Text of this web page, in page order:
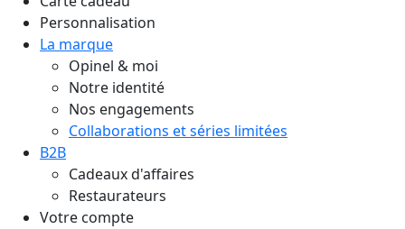
Personnalisation
La marque
Opinel & moi
Notre identité
Nos engagements
Collaborations et séries limitées
B2B
Cadeaux d'affaires
Restaurateurs
Votre compte